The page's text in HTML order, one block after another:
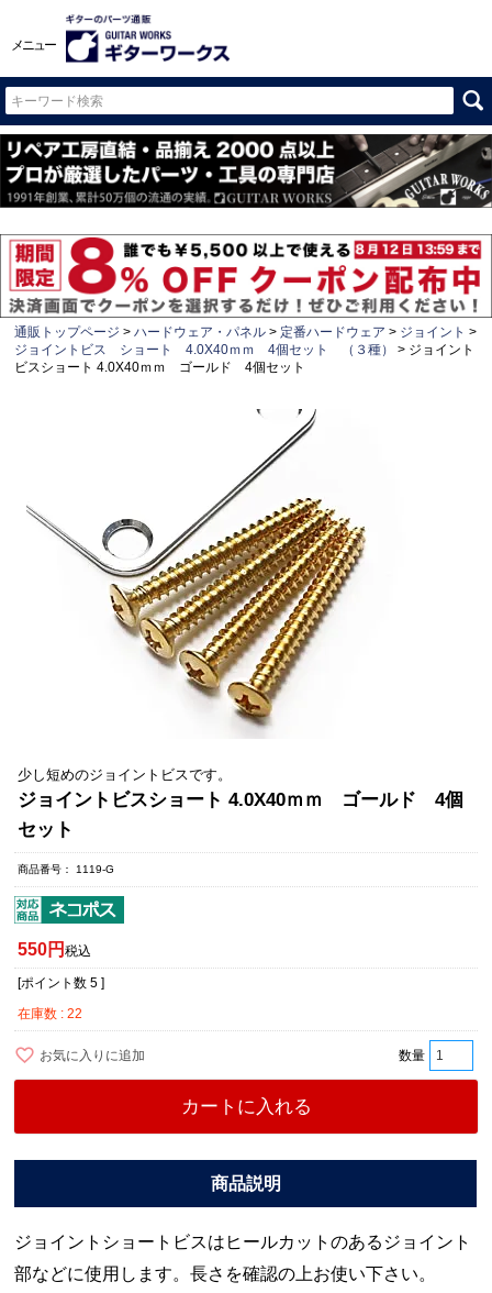
メニュー
通販トップページ ハードウェア・パネル 定番ハードウェア
ジョイント
ジョイントビス ショート 4.0X40ｍｍ 4個セット （３種）
ジョイント
ビスショート 4.0X40ｍｍ ゴールド 4個セット
少し短めのジョイントビスです。
ジョイントビスショート 4.0X40ｍｍ ゴールド 4個
セット
商品番号 1119-G
550 税込
[ポイント数 5 ]
在庫数
22
お気に入りに追加
カートに入れる
ジョイントショートビスはヒールカットのあるジョイント
部などに使用します。長さを確認の上お使い下さい。